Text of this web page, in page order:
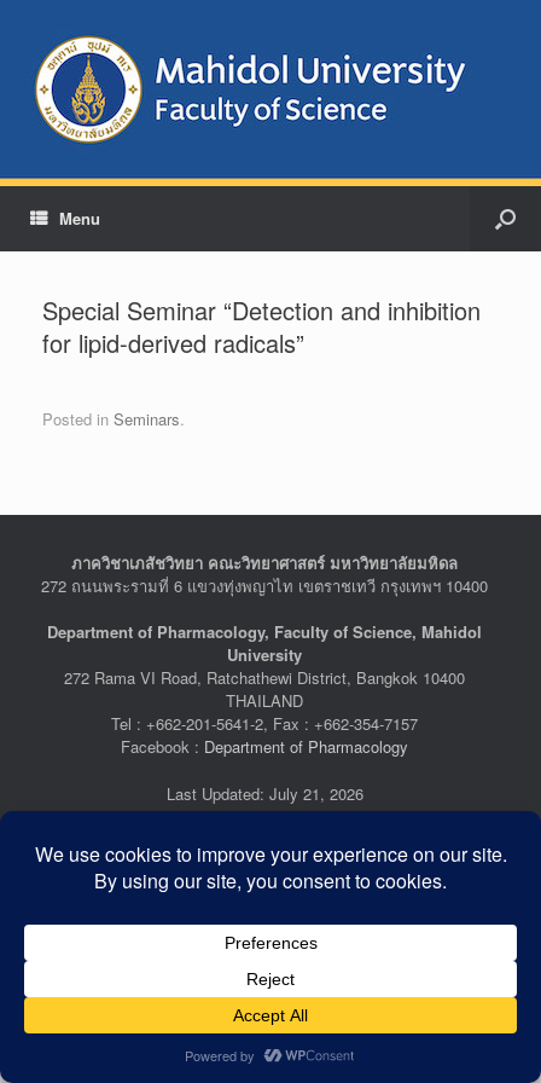
Menu
Special Seminar “Detection and inhibition
for lipid-derived radicals”
Posted in Seminars.
ภาควิชาเภสัชวิทยา คณะวิทยาศาสตร์ มหาวิทยาลัยมหิดล
272 ถนนพระรามที่ 6 แขวงทุ่งพญาไท เขตราชเทวี กรุงเทพฯ 10400
Department of Pharmacology, Faculty of Science, Mahidol
University
272 Rama VI Road, Ratchathewi District, Bangkok 10400
THAILAND
Tel : +662-201-5641-2, Fax : +662-354-7157
Facebook : Department of Pharmacology
Last Updated: July 21, 2026